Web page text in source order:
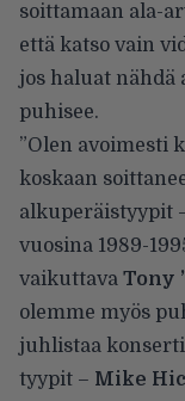
soittamaan ala-
että katso vain
jos haluat nähdä
puhisee.
”Olen avoimesti
koskaan
alkuperäistyypit
vuosina 1989-
vaikuttava Tony
olemme myös
juhlistaa
tyypit – Mike